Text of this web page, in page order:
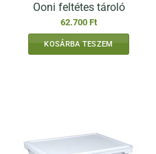
Ooni feltétes tároló
62.700 Ft
KOSÁRBA TESZEM